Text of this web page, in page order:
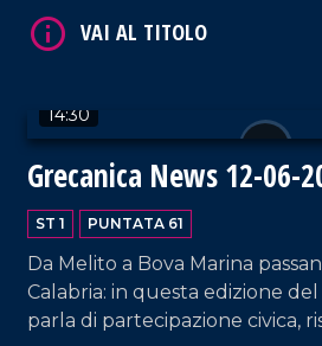
Bova: queste le tre storie
14:30
Grecanica News 12-06-
ST 1 PUNTATA 61
Da Melito a Bova Marina
Calabria: in questa edizione del
parla di partecipazione civica,
VAI AL TITOLO